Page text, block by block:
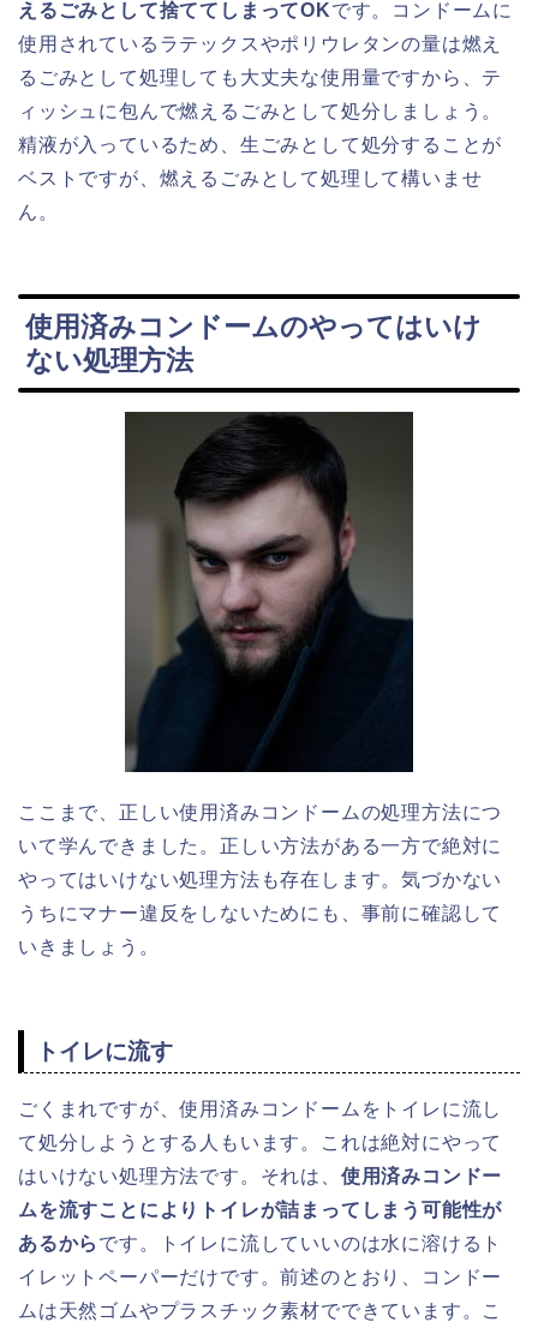
えるごみとして捨ててしまってOKです。コンドームに
使用されているラテックスやポリウレタンの量は燃え
るごみとして処理しても大丈夫な使用量ですから、テ
ィッシュに包んで燃えるごみとして処分しましょう。
精液が入っているため、生ごみとして処分することが
ベストですが、燃えるごみとして処理して構いませ
ん。
使用済みコンドームのやってはいけ
ない処理方法
ここまで、正しい使用済みコンドームの処理方法につ
いて学んできました。正しい方法がある一方で絶対に
やってはいけない処理方法も存在します。気づかない
うちにマナー違反をしないためにも、事前に確認して
いきましょう。
トイレに流す
ごくまれですが、使用済みコンドームをトイレに流し
て処分しようとする人もいます。これは絶対にやって
はいけない処理方法です。それは、 使用済みコンドー
ムを流すことによりトイレが詰まってしまう可能性が
あるから です。トイレに流していいのは水に溶けるト
イレットペーパーだけです。前述のとおり、コンドー
ムは天然ゴムやプラスチック素材でできています。こ